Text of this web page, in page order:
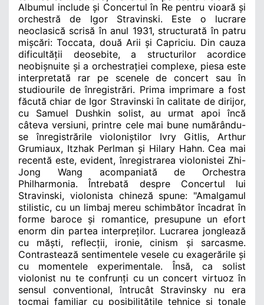
Albumul include și Concertul în Re pentru vioară și
orchestră de Igor Stravinski. Este o lucrare
neoclasică scrisă în anul 1931, structurată în patru
mișcări: Toccata, două Arii și Capriciu. Din cauza
dificultății deosebite, a structurilor acordice
neobișnuite și a orchestrației complexe, piesa este
interpretată rar pe scenele de concert sau în
studiourile de înregistrări. Prima imprimare a fost
făcută chiar de Igor Stravinski în calitate de dirijor,
cu Samuel Dushkin solist, au urmat apoi încă
câteva versiuni, printre cele mai bune numărându-
se înregistrările violoniștilor Ivry Gitlis, Arthur
Grumiaux, Itzhak Perlman și Hilary Hahn. Cea mai
recentă este, evident, înregistrarea violonistei Zhi-
Jong Wang acompaniată de Orchestra
Philharmonia. Întrebată despre Concertul lui
Stravinski, violonista chineză spune: "Amalgamul
stilistic, cu un limbaj mereu schimbător încadrat în
forme baroce și romantice, presupune un efort
enorm din partea interpreților. Lucrarea jonglează
cu măști, reflecții, ironie, cinism și sarcasme.
Contrastează sentimentele vesele cu exagerările și
cu momentele experimentale. Însă, ca solist
violonist nu te confrunți cu un concert virtuoz în
sensul conventional, întrucât Stravinsky nu era
tocmai familiar cu posibilitățile tehnice și tonale